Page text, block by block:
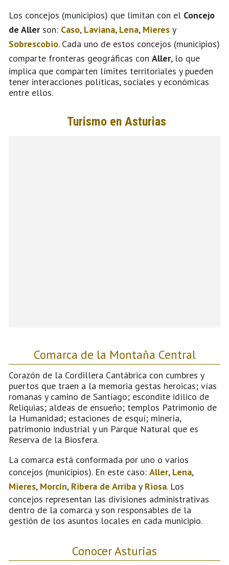
Los concejos (municipios) que limitan con el Concejo
de Allerson: Caso, Laviana, Lena, Mieres y
Sobrescobio. Cada uno de estos concejos (municipios)
comparte fronteras geográficas con Aller, lo que
implica que comparten límites territoriales y pueden
tener interacciones políticas, sociales y económicas
entre ellos.
Comarca de la Montaña Central
Corazón de la Cordillera Cantábrica con cumbres y
puertos que traen a la memoria gestas heroicas; vías
romanas y camino de Santiago; escondite idílico de
Reliquias; aldeas de ensueño; templos Patrimonio de
la Humanidad; estaciones de esquí; minería,
patrimonio industrial y un Parque Natural que es
Reserva de la Biosfera.
La comarca está conformada por uno o varios
concejos (municipios). En este caso: Aller, Lena,
Mieres, Morcín, Ribera de Arriba y Riosa. Los
concejos representan las divisiones administrativas
dentro de la comarca y son responsables de la
gestión de los asuntos locales en cada municipio.
Conocer Asturias